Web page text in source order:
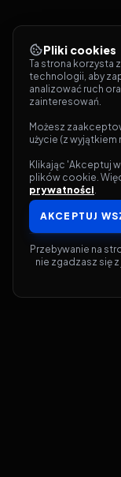
Pliki cookies
Ta strona korzysta
technologii, aby
analizować ruch
zainteresowań.
Możesz
użycie (z wyjątkiem
Klikając 'Akceptuj
plików cookie.
prywatności.
AKCEPTUJ
Przebywanie na
nie zgadzasz się